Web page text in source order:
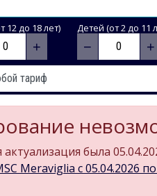
12 до 18 лет)
+
Детей (от 2 до 11
− +
была
Meraviglia c 05.04.2026